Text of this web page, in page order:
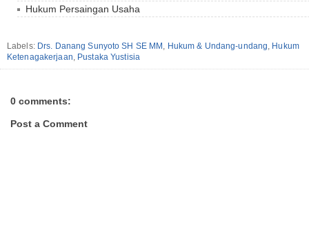
Hukum Persaingan Usaha
Labels: Drs. Danang Sunyoto SH SE MM , Hukum & Undang-undang, Hukum
Ketenagakerjaan, Pustaka Yustisia
0 comments:
Post a Comment